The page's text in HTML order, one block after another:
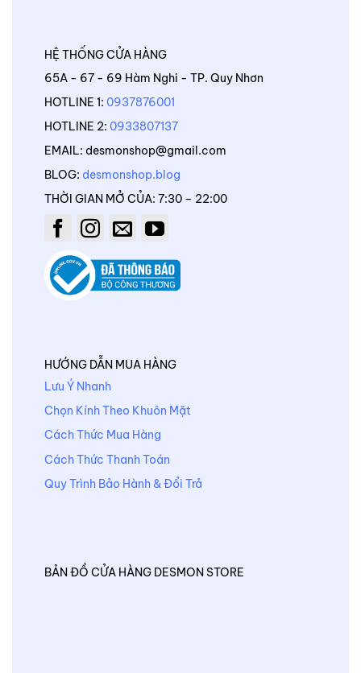
HỆ THỐNG CỬA HÀNG
65A - 67 - 69 Hàm Nghi - TP. Quy Nhơn
HOTLINE 1: 0937876001
HOTLINE 2: 0933807137
EMAIL: desmonshop@gmail.com
BLOG: desmonshop.blog
THỜI GIAN MỞ CỦA: 7:30 – 22:00
HƯỚNG DẪN MUA HÀNG
Lưu Ý Nhanh
Chọn Kính Theo Khuôn Mặt
Cách Thức Mua Hàng
Cách Thức Thanh Toán
Quy Trình Bảo Hành & Đổi Trả
BẢN ĐỒ CỬA HÀNG DESMON STORE